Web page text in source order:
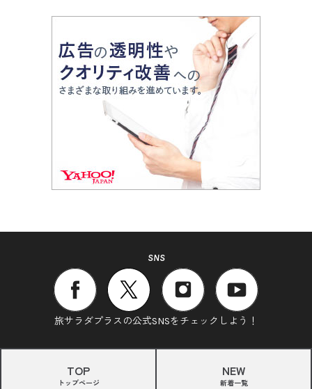
SNS
旅サラダプラスの公式SNSをチェックしよう！
TOP
トップページ
NEW
新着一覧